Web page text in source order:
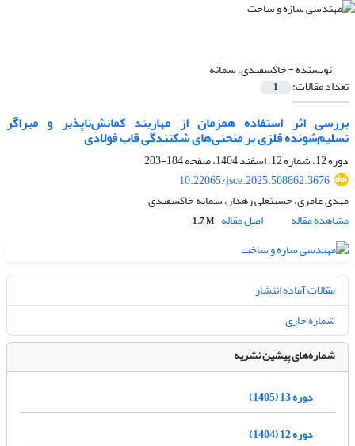
نویسنده =خاکسفیدی، سمانه
تعداد مقالات: 1
بررسی اثر استفاده همزمان از مهاربند کمانش‌ناپذیر و میراگر
تسلیم‌شونده فلزی بر منحنی‌های ‌شکنندگی قاب فولادی
دوره 12، شماره 12، اسفند 1404، صفحه
184-203
10.22065/jsce.2025.508862.3676
مهدی عامری، حسینعلی رهدار، سمانه خاکسفیدی
مشاهده مقاله
اصل مقاله 1.7 M
مقالات آماده انتشار
شماره جاری
شماره‌های پیشین نشریه
دوره 13 (1405)
دوره 12 (1404)